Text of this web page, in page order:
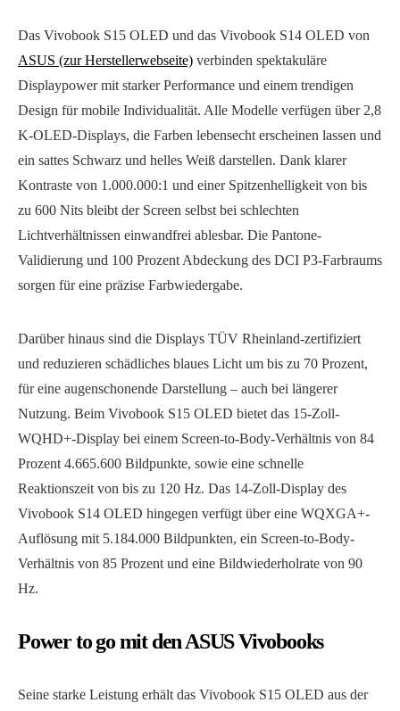
Das Vivobook S15 OLED und das Vivobook S14 OLED von
ASUS (zur Herstellerwebseite) verbinden spektakuläre
Displaypower mit starker Performance und einem trendigen
Design für mobile Individualität. Alle Modelle verfügen über 2,8
K-OLED-Displays, die Farben lebensecht erscheinen lassen und
ein sattes Schwarz und helles Weiß darstellen. Dank klarer
Kontraste von 1.000.000:1 und einer Spitzenhelligkeit von bis
zu 600 Nits bleibt der Screen selbst bei schlechten
Lichtverhältnissen einwandfrei ablesbar. Die Pantone-
Validierung und 100 Prozent Abdeckung des DCI P3-Farbraums
sorgen für eine präzise Farbwiedergabe.
Darüber hinaus sind die Displays TÜV Rheinland-zertifiziert
und reduzieren schädliches blaues Licht um bis zu 70 Prozent,
für eine augenschonende Darstellung – auch bei längerer
Nutzung. Beim Vivobook S15 OLED bietet das 15-Zoll-
WQHD+-Display bei einem Screen-to-Body-Verhältnis von 84
Prozent 4.665.600 Bildpunkte, sowie eine schnelle
Reaktionszeit von bis zu 120 Hz. Das 14-Zoll-Display des
Vivobook S14 OLED hingegen verfügt über eine WQXGA+-
Auflösung mit 5.184.000 Bildpunkten, ein Screen-to-Body-
Verhältnis von 85 Prozent und eine Bildwiederholrate von 90
Hz.
Power to go mit den ASUS Vivobooks
Seine starke Leistung erhält das Vivobook S15 OLED aus der